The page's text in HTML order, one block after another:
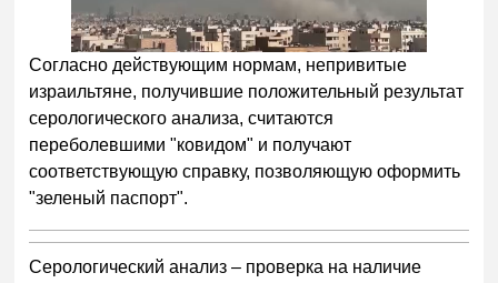
Согласно действующим нормам, непривитые
израильтяне, получившие положительный результат
серологического анализа, считаются
переболевшими "ковидом" и получают
соответствующую справку, позволяющую оформить
"зеленый паспорт".
Серологический анализ – проверка на наличие